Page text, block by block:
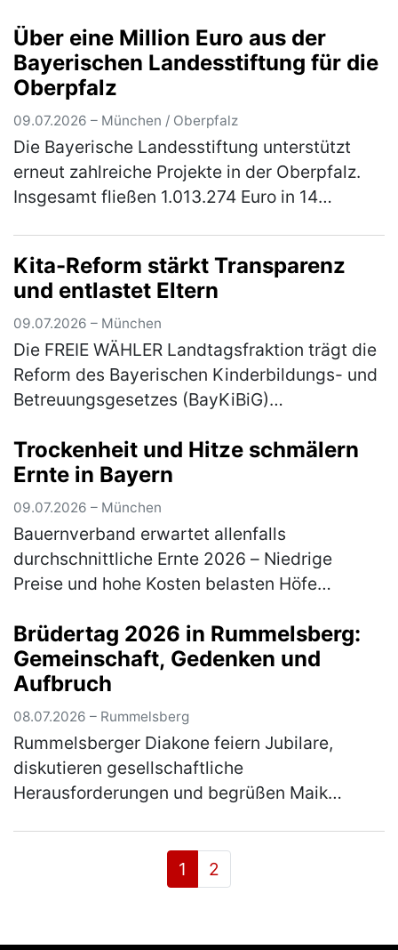
schließt: die „Grenzgänger“. Die Außenwo…
(mehr)
Über eine Million Euro aus der
Bayerischen Landesstiftung für die
Oberpfalz
09.07.2026 – München / Oberpfalz
Die Bayerische Landesstiftung unterstützt
erneut zahlreiche Projekte in der Oberpfalz.
Insgesamt fließen 1.013.274 Euro in 14
Kita-Reform stärkt Transparenz
und entlastet Eltern
09.07.2026 – München
Die FREIE WÄHLER Landtagsfraktion trägt die
Reform des Bayerischen Kinderbildungs- und
Betreuungsgesetzes (BayKiBiG)
Landtagsabgeordneter der FREIEN WÄHLER
a…(mehr)
Trockenheit und Hitze schmälern
Ernte in Bayern
09.07.2026 – München
Bauernverband erwartet allenfalls
durchschnittliche Ernte 2026 – Niedrige
Preise und hohe Kosten belasten Höfe
Pflanzen auf Bayerns Felder in den vergang…
(mehr)
Brüdertag 2026 in Rummelsberg:
Gemeinschaft, Gedenken und
Aufbruch
08.07.2026 – Rummelsberg
Rummelsberger Diakone feiern Jubilare,
diskutieren gesellschaftliche
Herausforderungen und begrüßen Maik
(mehr)
1 2